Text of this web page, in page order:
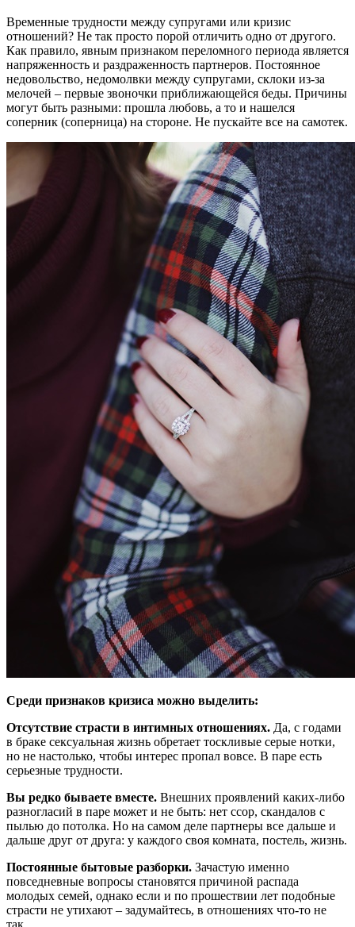
Временные трудности между супругами или кризис
отношений? Не так просто порой отличить одно от другого.
Как правило, явным признаком переломного периода является
напряженность и раздраженность партнеров. Постоянное
недовольство, недомолвки между супругами, склоки из-за
мелочей – первые звоночки приближающейся беды. Причины
могут быть разными: прошла любовь, а то и нашелся
соперник (соперница) на стороне. Не пускайте все на самотек.
Среди признаков кризиса можно выделить:
Отсутствие страсти в интимных отношениях. Да, с годами
в браке сексуальная жизнь обретает тоскливые серые нотки,
но не настолько, чтобы интерес пропал вовсе. В паре есть
серьезные трудности.
Вы редко бываете вместе. Внешних проявлений каких-либо
разногласий в паре может и не быть: нет ссор, скандалов с
пылью до потолка. Но на самом деле партнеры все дальше и
дальше друг от друга: у каждого своя комната, постель, жизнь.
Постоянные бытовые разборки. Зачастую именно
повседневные вопросы становятся причиной распада
молодых семей, однако если и по прошествии лет подобные
страсти не утихают – задумайтесь, в отношениях что-то не